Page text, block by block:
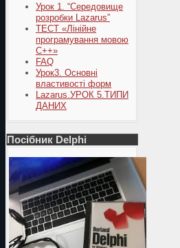
Урок 1. “Середовище
розробки Lazarus”
ТЕСТ «Лінійне
програмування мовою
С++»
FAQ
Урок3. Основні
властивості форм
Lazarus.УРОК 5.ТИПИ
ДАНИХ
Посібник Delphi